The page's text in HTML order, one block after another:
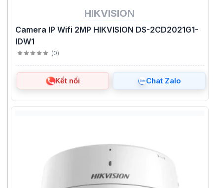
HIKVISION
Camera IP Wifi 2MP HIKVISION DS-2CD2021G1-
IDW1
(0)
Kết nối Chat Zalo